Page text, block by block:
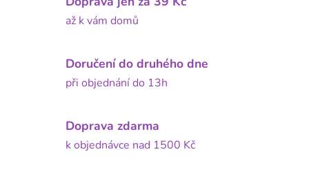
až k vám domů
Doručení do druhého dne
při objednání do 13h
Doprava zdarma
k objednávce nad 1500 Kč